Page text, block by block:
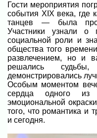
Гости мероприятия
события XIX века, где
танцев — была
Участники узнали о
социальной роли и
общества того
развлечением, но и
решались
демонстрировались
Особым моментом
сердца одного из
эмоциональной
того, что романтика и
и сегодня.